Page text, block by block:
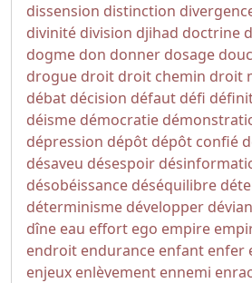
dissension distinction
divinité division djihad doctrine
dogme don donner dosage
drogue droit droit chemin droit
débat décision défaut défi
déisme démocratie
dépression dépôt dépôt confié
désaveu désespoir
désobéissance déséquilibre
déterminisme développer
dîne eau effort ego empire
endroit endurance enfant enfer
enjeux enlèvement ennemi